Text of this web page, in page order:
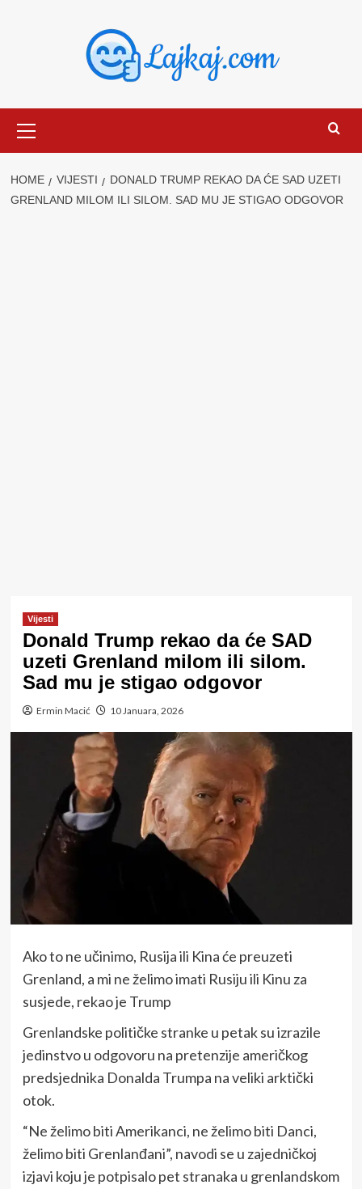
Menu
HOME VIJESTI
DONALD TRUMP REKAO DA ĆE SAD UZETI
GRENLAND MILOM ILI SILOM. SAD MU JE STIGAO ODGOVOR
Vijesti
Donald Trump rekao da će SAD
uzeti Grenland milom ili silom.
Sad mu je stigao odgovor
Ermin Macić 10 Januara, 2026
Ako to ne učinimo, Rusija ili Kina će preuzeti
Grenland, a mi ne želimo imati Rusiju ili Kinu za
susjede, rekao je Trump
Grenlandske političke stranke u petak su izrazile
jedinstvo u odgovoru na pretenzije američkog
predsjednika Donalda Trumpa na veliki arktički
otok.
“Ne želimo biti Amerikanci, ne želimo biti Danci,
želimo biti Grenlanđani”, navodi se u zajedničkoj
izjavi koju je potpisalo pet stranaka u grenlandskom